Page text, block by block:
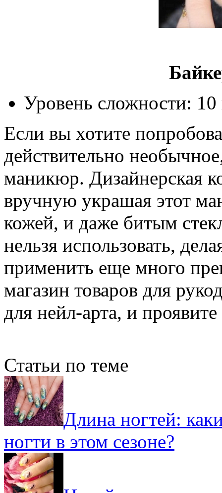
Уровень сложности: 10
Если вы хотите
действительно
маникюр. Дизайнерская
вручную украшая этот
кожей, и даже битым
нельзя использовать,
применить еще много
магазин товаров для
для нейл-арта, и проявите
Статьи по теме
Длина ногтей:
ногти в этом сезоне?